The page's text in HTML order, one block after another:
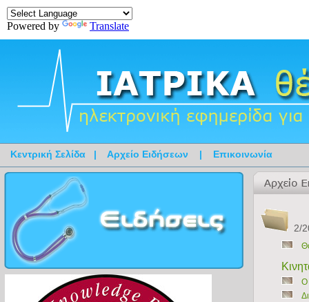
Powered by Translate
Κεντρική Σελίδα | Αρχείο Ειδήσεων | Επικοινωνία
2/
Ο